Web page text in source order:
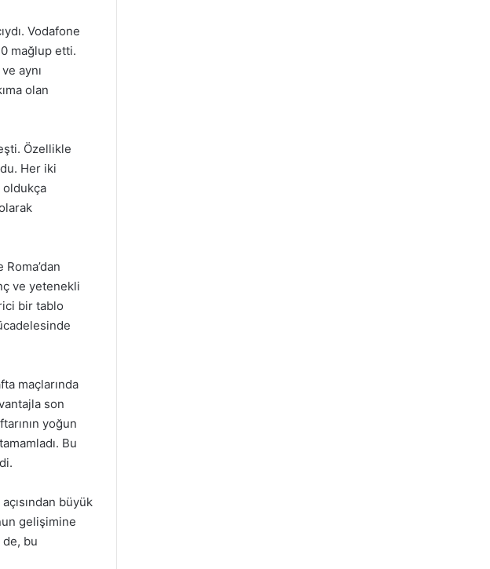
Vodafone
mağlup etti.
aynı
olan
Özellikle
Her iki
oldukça
ve yetenekli
bir tablo
maçlarında
son
yoğun
Bu
büyük
gelişimine
de, bu